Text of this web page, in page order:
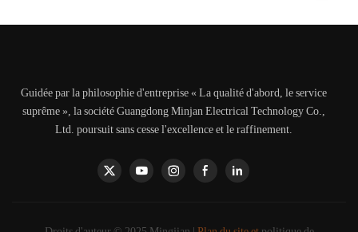
Guidée par la philosophie d'entreprise « La qualité d'abord, le service
suprême », la société Guangdong Minjan Electrical Technology Co.,
Ltd. poursuit sans cesse l'excellence et le raffinement.